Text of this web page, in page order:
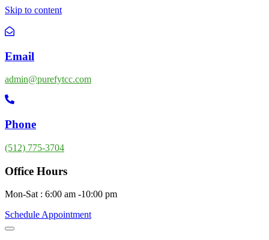
Skip to content
Email
admin@purefytcc.com
Phone
(512) 775-3704
Office Hours
Mon-Sat : 6:00 am -10:00 pm
Schedule Appointment